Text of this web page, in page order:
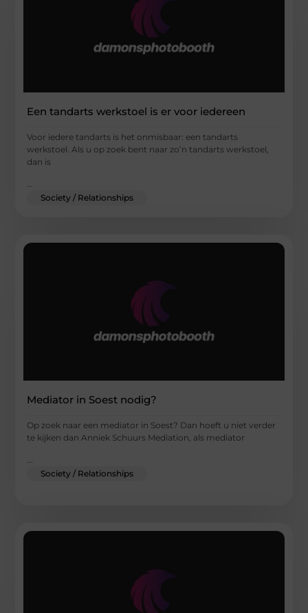
Een tandarts werkstoel is er voor iedereen
Voor iedere tandarts is het onmisbaar: een tandarts
werkstoel. Als u op zoek bent naar zo’n tandarts werkstoel,
dan is
...
Society / Relationships
Mediator in Soest nodig?
Op zoek naar een mediator in Soest? Dan hoeft u niet verder
te kijken dan Anniek Schuurs Mediation, als mediator
...
Society / Relationships